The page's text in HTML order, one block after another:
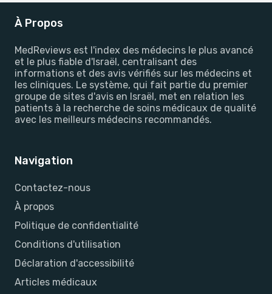
À Propos
MedReviews est l'index des médecins le plus avancé
et le plus fiable d'Israël, centralisant des
informations et des avis vérifiés sur les médecins et
les cliniques. Le système, qui fait partie du premier
groupe de sites d'avis en Israël, met en relation les
patients à la recherche de soins médicaux de qualité
avec les meilleurs médecins recommandés.
Navigation
Contactez-nous
À propos
Politique de confidentialité
Conditions d'utilisation
Déclaration d'accessibilité
Articles médicaux